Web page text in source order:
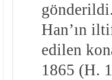
Han’ın
edilen
1865 (H.